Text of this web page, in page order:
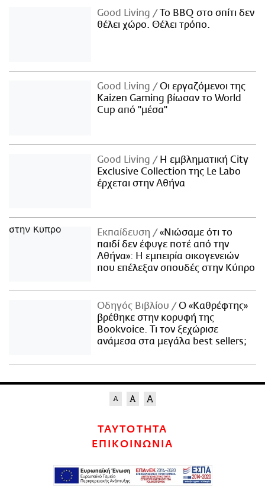
Good Living
Το BBQ στο σπίτι δεν
θέλει χώρο. Θέλει τρόπο.
Good Living
Οι εργαζόμενοι της
Kaizen Gaming βίωσαν το World
Cup από "μέσα"
Good Living
Η εμβληματική City
Exclusive Collection της Le Labo
έρχεται στην Αθήνα
Εκπαίδευση
«Νιώσαμε ότι το
παιδί δεν έφυγε ποτέ από την
Αθήνα»: Η εμπειρία οικογενειών
που επέλεξαν σπουδές στην Κύπρο
Οδηγός Βιβλίου
Ο «Καθρέφτης»
βρέθηκε στην κορυφή της
Bookvoice. Τι τον ξεχώρισε
ανάμεσα στα μεγάλα best sellers;
ΤΑΥΤΟΤΗΤΑ
ΕΠΙΚΟΙΝΩΝΙΑ